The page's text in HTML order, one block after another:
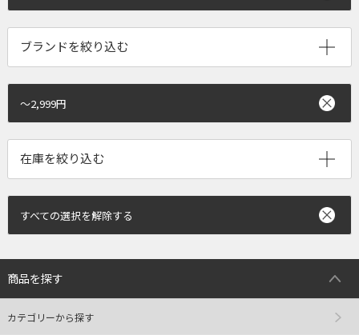
ブランドを絞り込む
～2,999円
すべての選択を解除する
商品を探す
カテゴリーから探す